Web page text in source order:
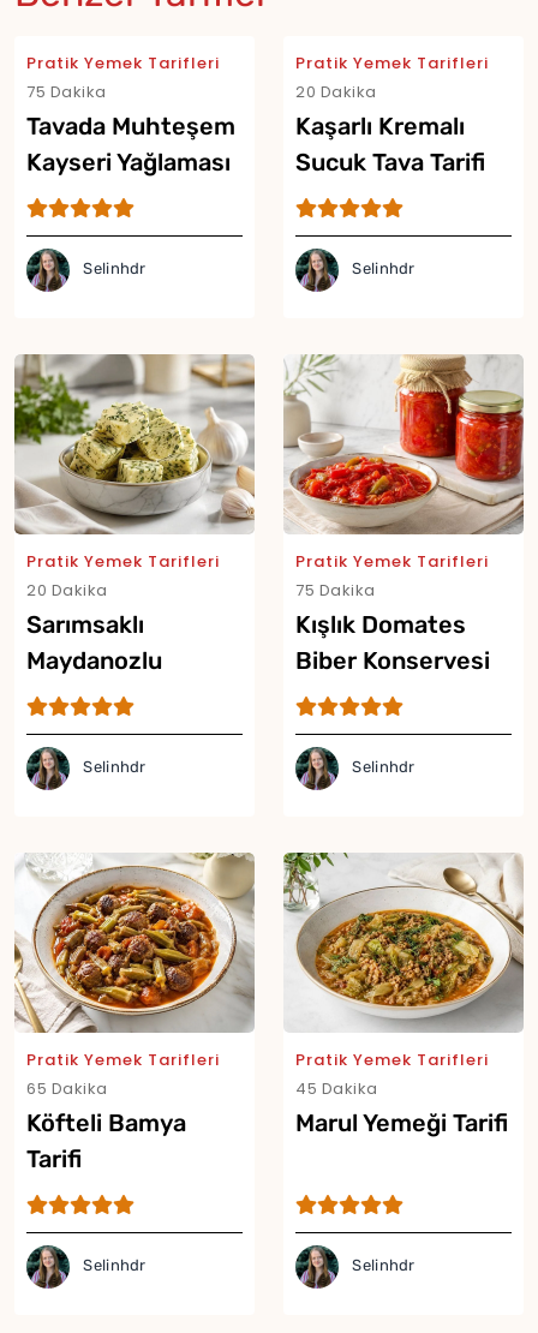
Pratik Yemek Tarifleri
75 Dakika
Tavada Muhteşem
Kayseri Yağlaması
Tarifi
Selinhdr
Pratik Yemek Tarifleri
20 Dakika
Kaşarlı Kremalı
Sucuk Tava Tarifi
Selinhdr
Pratik Yemek Tarifleri
20 Dakika
Sarımsaklı
Maydanozlu
Tereyağı Küpleri
Tarifi
Selinhdr
Pratik Yemek Tarifleri
75 Dakika
Kışlık Domates
Biber Konservesi
Tarifi
Selinhdr
Pratik Yemek Tarifleri
65 Dakika
Köfteli Bamya
Tarifi
Selinhdr
Pratik Yemek Tarifleri
45 Dakika
Marul Yemeği Tarifi
Selinhdr